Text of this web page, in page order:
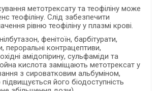
метотрексату та теофіліну може
теофіліну. Слід забезпечити
рівню теофіліну у плазмі крові.
фенітоїн, барбітурати,
пероральні контрацептиви,
амідопірину, сульфаміди та
кислота заміщають метотрексат у
з сироватковим альбуміном,
його біодоступність